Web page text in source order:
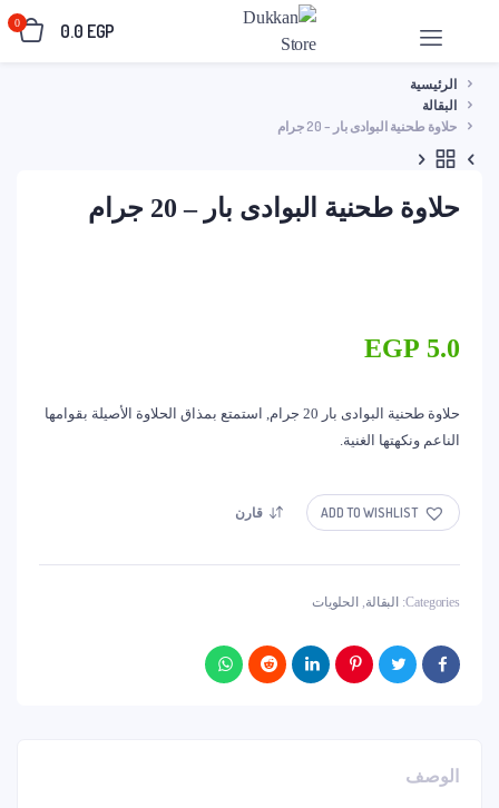
0.0 EGP
0
الرئيسية
البقالة
حلاوة طحنية البوادى بار – 20 جرام
حلاوة طحنية البوادى بار – 20 جرام
5.0
EGP
حلاوة طحنية البوادى بار 20 جرام, استمتع بمذاق الحلاوة الأصيلة بقوامها
الناعم ونكهتها الغنية.
ADD TO WISHLIST قارن
Categories: البقالة, الحلويات
الوصف